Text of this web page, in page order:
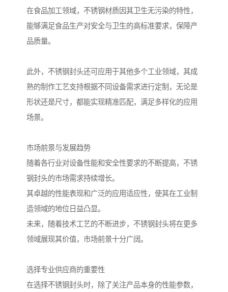
在食品加工领域，不锈钢材质因其卫生无污染的特性，
能够满足食品生产对安全与卫生的高标准要求，保障产
品质量。
此外，不锈钢封头还可应用于其他多个工业领域，其成
熟的制作工艺支持根据不同设备需求进行定制，无论是
形状还是尺寸，都能实现精准匹配，满足多样化的应用
场景。
市场前景与发展趋势
随着各行业对设备性能和安全性要求的不断提高，不锈
钢封头的市场需求持续增长。
其卓越的性能表现和广泛的应用适应性，使其在工业制
造领域的地位日益凸显。
未来，随着技术工艺的不断进步，不锈钢封头将在更多
领域展现其价值，市场前景十分广阔。
选择专业供应商的重要性
在选择不锈钢封头时，除了关注产品本身的性能参数，